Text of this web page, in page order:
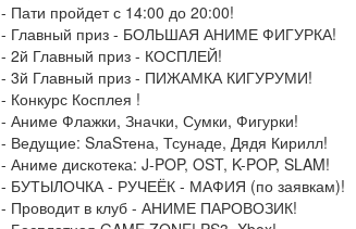
- Пати пройдет с 14:00 до 20:00!
- Главный приз - БОЛЬШАЯ АНИМЕ ФИГУРКА!
- 2й Главный приз - КОСПЛЕЙ!
- 3й Главный приз - ПИЖАМКА КИГУРУМИ!
- Конкурс Косплея !
- Аниме Флажки, Значки, Сумки, Фигурки!
- Ведущие: SлаSтена, Тсунаде, Дядя Кирилл!
- Аниме дискотека: J-POP, OST, K-POP, SLAM!
- БУТЫЛОЧКА - РУЧЕЁК - МАФИЯ (по заявкам)!
- Проводит в клуб - АНИМЕ ПАРОВОЗИК!